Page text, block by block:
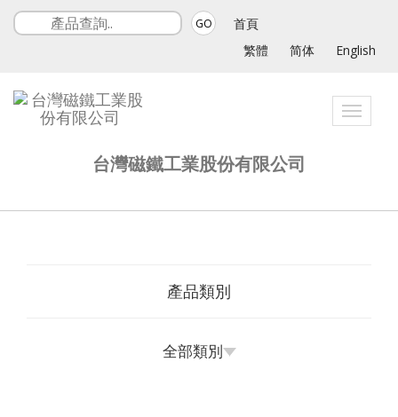
GO
首頁
繁體
简体 English
Toggle
台灣磁鐵工業股份有限公司
產品類別
全部類別